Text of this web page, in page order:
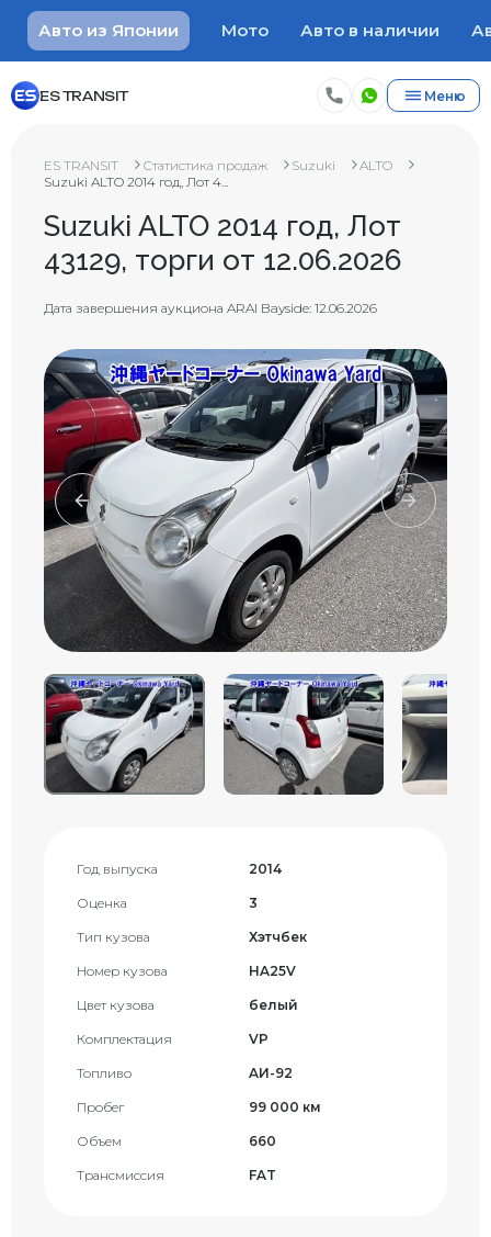
Авто из Японии Мото Авто в наличии
ES TRANSIT Меню
ES TRANSIT Статистика продаж Suzuki
ALTO
Suzuki ALTO 2014 год, Лот 4...
Suzuki ALTO 2014 год, Лот
43129, торги от 12.06.2026
Дата завершения аукциона ARAI Bayside: 12.06.2026
Год выпуска 2014
Оценка 3
Тип кузова Хэтчбек
Номер кузова HA25V
Цвет кузова белый
Комплектация VP
Топливо AИ-92
Пробег 99 000 км
Объем 660
Трансмиссия FAT